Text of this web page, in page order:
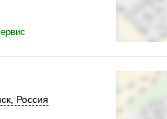
, Россия